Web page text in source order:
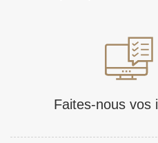
Faites-nous vos